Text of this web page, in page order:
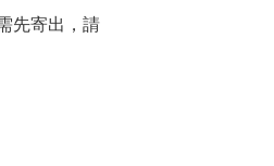
先寄出，請